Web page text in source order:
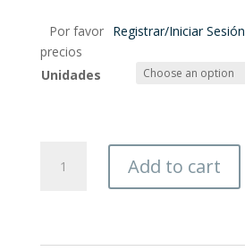
Por favor Registrar/Iniciar Sesión
precios
Unidades
Add to cart